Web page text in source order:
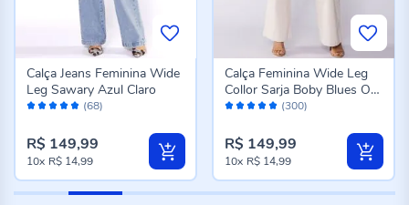
Avaliação: (68)
Calça Jeans Feminina Wide
Leg Sawary Azul Claro
R$ 149,99
10x R$ 14,99
Avaliação: (300)
Calça Feminina Wide Leg
Collor Sarja Boby Blues Off
White
R$ 149,99
10x R$ 14,99